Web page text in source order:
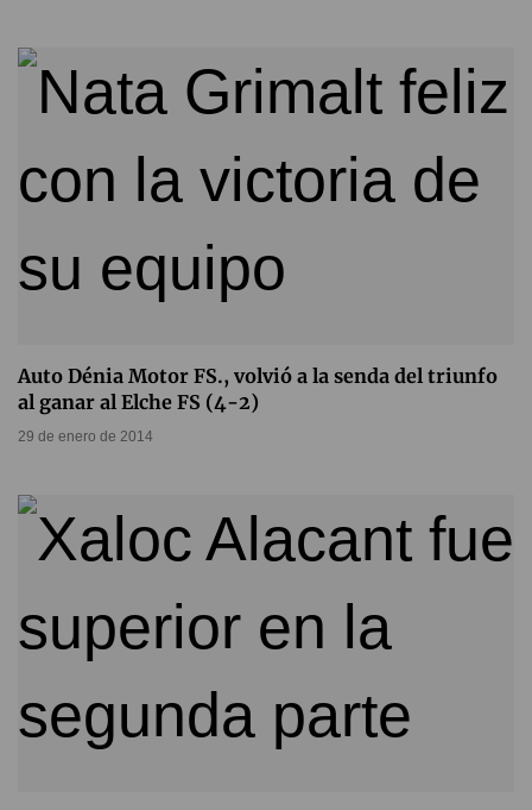
Auto Dénia Motor FS., volvió a la senda del triunfo
al ganar al Elche FS (4-2)
29 de enero de 2014